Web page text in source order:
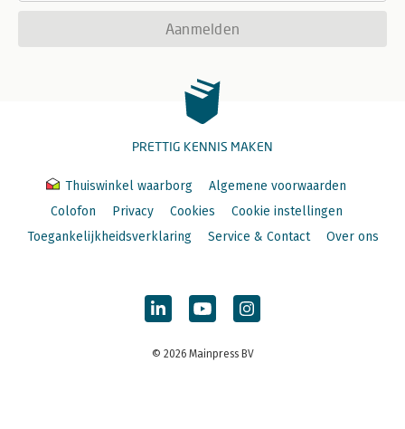
Aanmelden
PRETTIG KENNIS MAKEN
Thuiswinkel waarborg
Algemene voorwaarden
Colofon
Privacy Cookies
Cookie instellingen
Toegankelijkheidsverklaring
Service & Contact Over ons
© 2026 Mainpress BV